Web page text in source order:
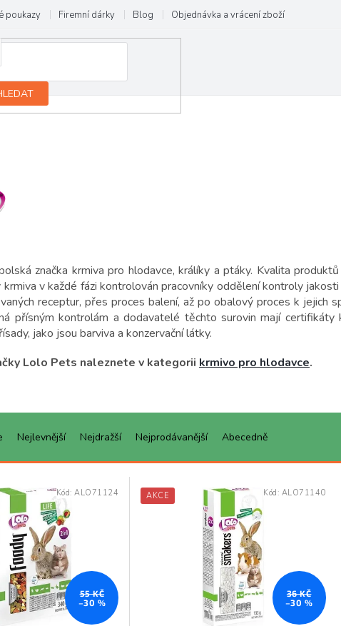
poukazy Firemní dárky Blog Objednávka a vrácení zboží
značka krmiva pro hlodavce, králíky a ptáky. Kvalita
v každé fázi kontrolován pracovníky oddělení kontroly
receptur, přes proces balení, až po obalový proces k jejich
přísným kontrolám a dodavatelé těchto surovin mají
jako jsou barviva a konzervační látky.
Lolo Pets naleznete v kategorii krmivo pro hlodavce.
Nejlevnější Nejdražší Nejprodávanější Abecedně
55 KČ
–30 %
Kód:ALO71124 AKCE
36 KČ
–30 %
Kód: ALO71140